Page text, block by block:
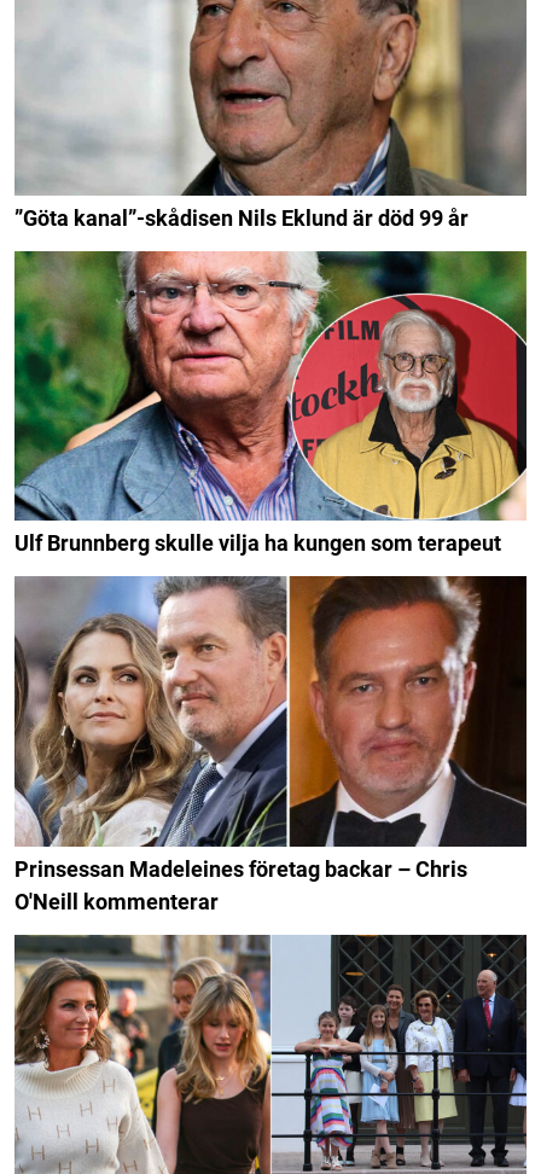
”Göta kanal”-skådisen Nils Eklund är död 99 år
Ulf Brunnberg skulle vilja ha kungen som terapeut
Prinsessan Madeleines företag backar – Chris
O'Neill kommenterar